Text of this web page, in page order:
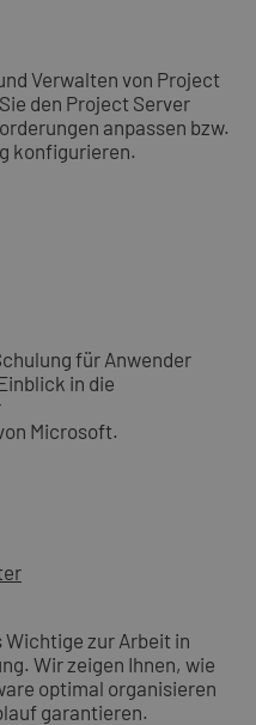
Verwalten von Project
den Project Server
anpassen bzw.
konfigurieren.
für Anwender
in die
Microsoft.
Wichtige zur Arbeit in
Wir zeigen Ihnen, wie
optimal organisieren
garantieren.